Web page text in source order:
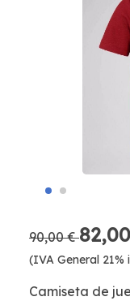
90,00 €
(IVA General 21%
Camiseta de